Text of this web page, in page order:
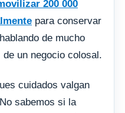
200 000
para conservar
de mucho
un negocio colosal.
cuidados valgan
sabemos si la